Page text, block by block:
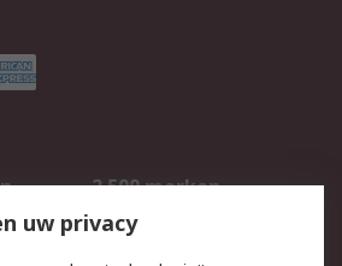
2.500 merken
Inkoopoplossingen
uw privacy